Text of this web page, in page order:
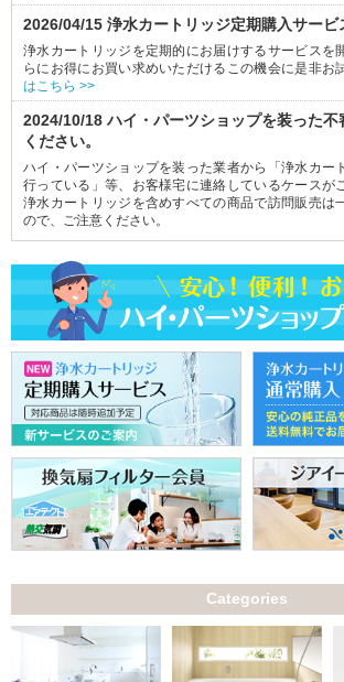
2026/04/15 浄水カートリッジ定期購入サービ
浄水カートリッジを定期的にお届けするサービスを
らにお得にお買い求めいただけるこの機会に是非お
はこちら >>
2024/10/18 ハイ・パーツショップを装った不
ください。
ハイ・パーツショップを装った業者から「浄水カー
行っている」等、お客様宅に連絡しているケースが
浄水カートリッジを含めすべての商品で訪問販売は
ので、ご注意ください。
Categories